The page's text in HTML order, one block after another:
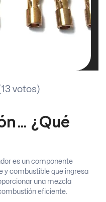
votos)
¿Qué
es un componente
y combustible que ingresa
una mezcla
eficiente.